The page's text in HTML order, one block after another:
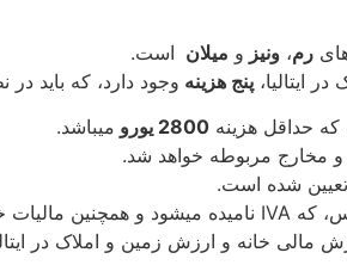
رم، ونیز و میلان است.
ایتالیا، پنج هزینه وجود دارد، که باید
حداقل هزینه 2800 یورو می­باشد.
شده است.
مالی خانه و ارزش زمین و املاک در